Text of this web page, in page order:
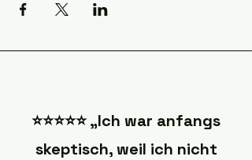
⭐️⭐️⭐️⭐️⭐️ „Ich war anfangs
skeptisch, weil ich nicht